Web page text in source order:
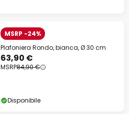
MSRP -24%
Plafoniera Rondo, bianca, Ø 30 cm
63,90 €
MSRP84,90 €
Disponibile